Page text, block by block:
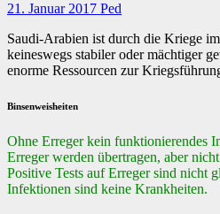
21. Januar 2017 Ped
Saudi-Arabien ist durch die Kriege
keineswegs stabiler oder mächtiger
enorme Ressourcen zur
Binsenweisheiten
Ohne Erreger kein funktionierendes
Erreger werden übertragen, aber
Positive Tests auf Erreger sind nicht
Infektionen sind keine Krankheiten.